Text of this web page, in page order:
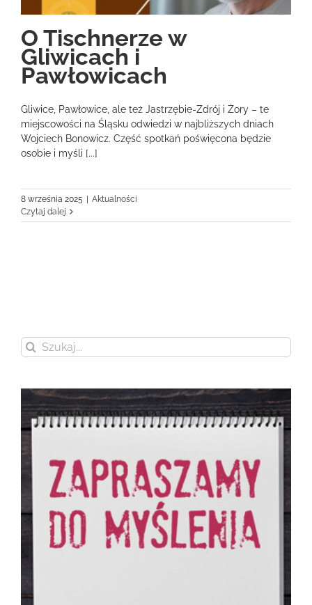
O Tischnerze w
Gliwicach i
Pawłowicach
Gliwice, Pawłowice, ale też Jastrzębie-Zdrój i Żory – te
miejscowości na Śląsku odwiedzi w najbliższych dniach
Wojciech Bonowicz. Część spotkań poświęcona będzie
osobie i myśli [...]
8 września 2025
Aktualności
Czytaj dalej
Szukaj